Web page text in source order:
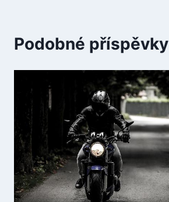
Podobné příspěvky